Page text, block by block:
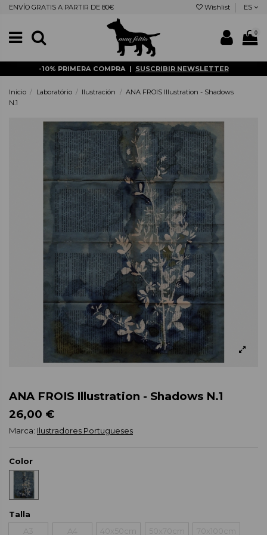
ENVÍO GRATIS A PARTIR DE 80€ Wishlist ES
0
-10% PRIMERA COMPRA | SUSCRIBIR NEWSLETTER
Inicio Laboratório Ilustración
ANA FROIS Illustration - Shadows
N.1
ANA FROIS Illustration - Shadows N.1
26,00 €
Marca: Ilustradores Portugueses
Color
Talla